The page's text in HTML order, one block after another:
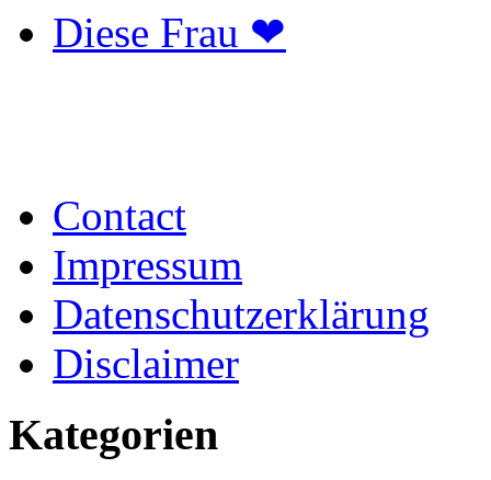
Diese Frau ❤
Contact
Impressum
Datenschutzerklärung
Disclaimer
Kategorien